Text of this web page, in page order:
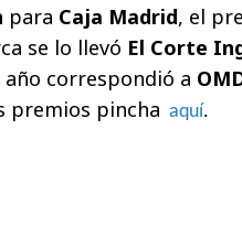
para Caja Madrid, el
se lo llevó El Corte
año correspondió a
premios pincha aquí.